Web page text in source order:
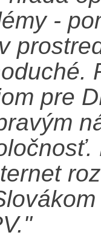
-
pre